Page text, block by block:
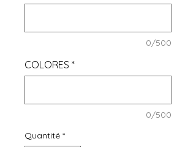
0/500
COLORES *
0/500
Quantité *